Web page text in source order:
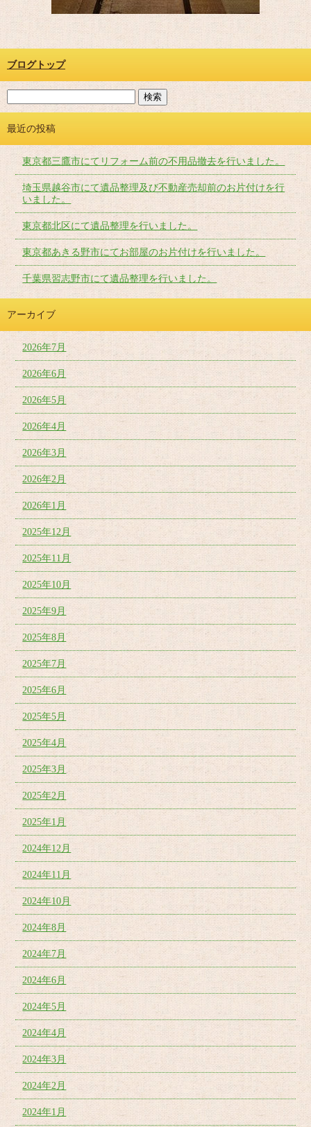
ブログトップ
最近の投稿
東京都三鷹市にてリフォーム前の不用品撤去を行いました。
埼玉県越谷市にて遺品整理及び不動産売却前のお片付けを行
いました。
東京都北区にて遺品整理を行いました。
東京都あきる野市にてお部屋のお片付けを行いました。
千葉県習志野市にて遺品整理を行いました。
アーカイブ
2026年7月
2026年6月
2026年5月
2026年4月
2026年3月
2026年2月
2026年1月
2025年12月
2025年11月
2025年10月
2025年9月
2025年8月
2025年7月
2025年6月
2025年5月
2025年4月
2025年3月
2025年2月
2025年1月
2024年12月
2024年11月
2024年10月
2024年8月
2024年7月
2024年6月
2024年5月
2024年4月
2024年3月
2024年2月
2024年1月